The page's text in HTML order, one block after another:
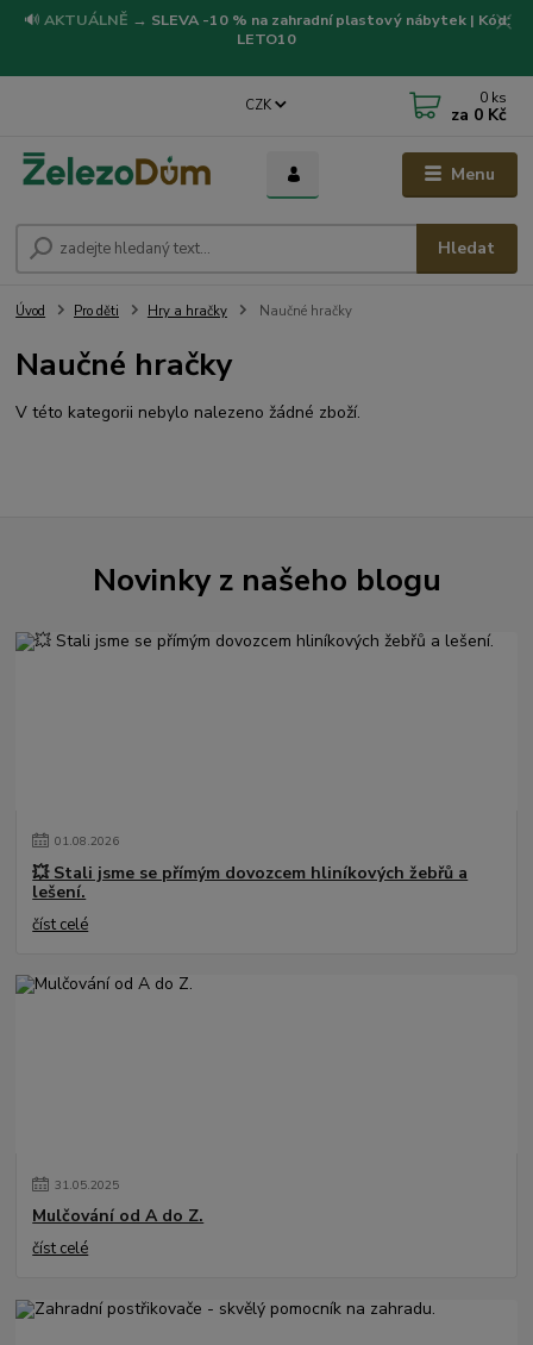
🔊 AKTUÁLNĚ → SLEVA -10 % na zahradní plastový nábytek | Kód:
LETO10
Menu
CZK
Hledat
0 ks
za 0 Kč
Úvod Pro děti Hry a hračky Naučné hračky
Naučné hračky
V této kategorii nebylo nalezeno žádné zboží.
Novinky z našeho blogu
01.08.2026
💥 Stali jsme se přímým dovozcem hliníkových žebřů a
lešení.
číst celé
31.05.2025
Mulčování od A do Z.
číst celé